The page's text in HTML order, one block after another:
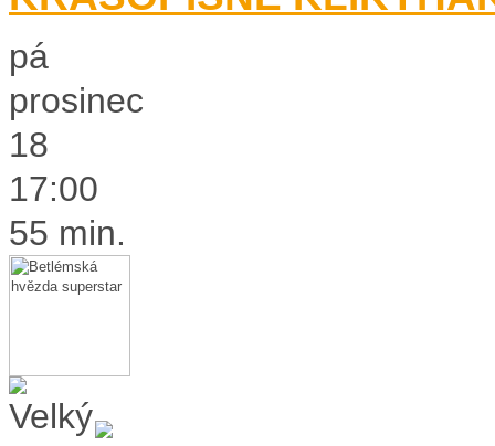
pá
prosinec
18
17:00
55 min.